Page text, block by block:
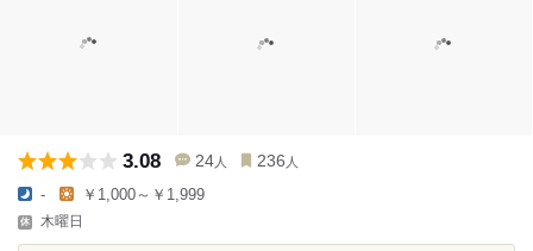
3.08 24 人 236 人
- ￥1,000～￥1,999
木曜日